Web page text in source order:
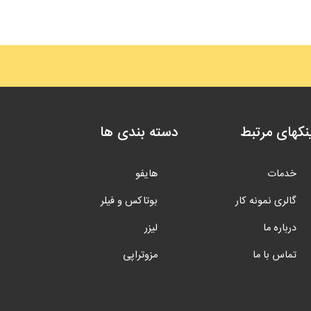
مرتبط
خدمات
گالری نمونه کار
درباره ما
تماس با ما
دسته بندی ها
هایفو
بوتاکس و فیلر
لیزر
مزوتراپی